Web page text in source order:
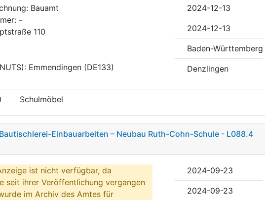
Bauamt
-
110
Emmendingen (DE133)
2024-12-13
2024-12-13
Baden-Württemberg
Denzlingen
Schulmöbel
Einbauarbeiten – Neubau Ruth-Cohn-Schule - L088.4
ist nicht verfügbar, da
seit ihrer Veröffentlichung vergangen
im Archiv des Amtes für
2024-09-23
2024-09-23